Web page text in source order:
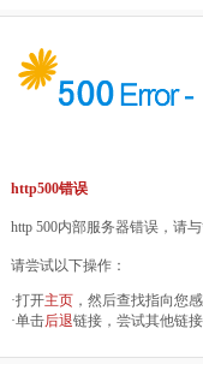
http500错误
http 500内部服务器错误，请
请尝试以下操作：
·打开主页 ，然后查找指向您
·单击后退链接，尝试其他链